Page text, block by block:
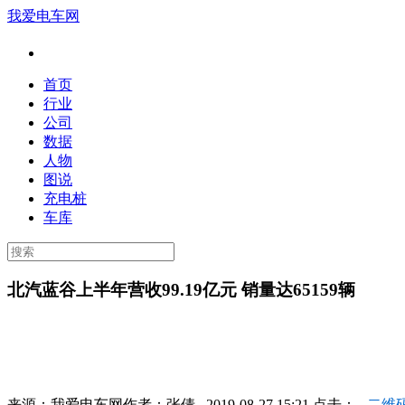
我爱电车网
首页
行业
公司
数据
人物
图说
充电桩
车库
北汽蓝谷上半年营收99.19亿元 销量达65159辆